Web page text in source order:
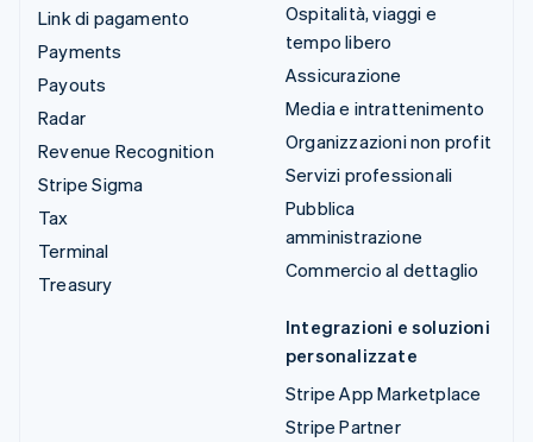
Link di pagamento
Payments
Payouts
Radar
Revenue Recognition
Stripe Sigma
Tax
Terminal
Treasury
Ospitalità, viaggi e
tempo libero
Assicurazione
Media e intrattenimento
Organizzazioni non profit
Servizi professionali
Pubblica
amministrazione
Commercio al dettaglio
Integrazioni e soluzioni
personalizzate
Stripe App Marketplace
Stripe Partner